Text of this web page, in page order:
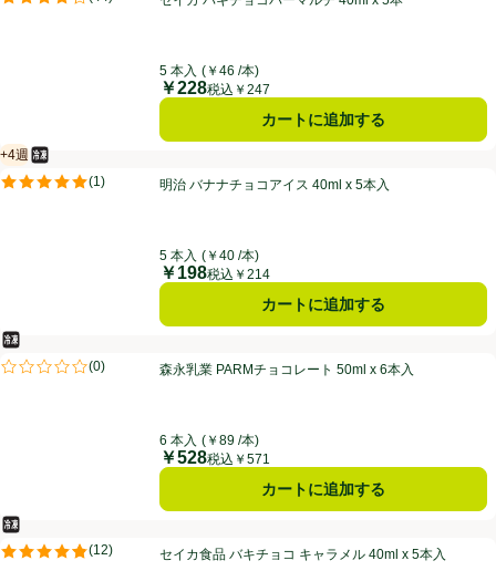
評価は44件のレビューで5点中4.3点。
5 本入 (￥46 /本)
価格
￥228税込￥247
カートに追加する
明治 バナナチョコアイス 40ml x 5本入
+4週
賞味・消費期限保証：4週間
冷凍食品
(1 )
評価は1件のレビューで5点中5.0点。明治 バナナチョコアイス 40ml x 5本入
5 本入 (￥40 /本)
価格
￥198税込￥214
カートに追加する
森永乳業 PARMチョコレート 50ml x 6本入
冷凍食品
(0)
評価は0件のレビューで5点中0.0点。森永乳業 PARMチョコレート 50ml x 6本入
6 本入 (￥89 /本)
価格
￥528税込￥571
カートに追加する
セイカ食品 バキチョコ キャラメル 40ml x 5本入
冷凍食品
(12)
評価は12件のレビューで5点中4.8点。セイカ食品 バキチョコ キャラメル 40ml x 5本入